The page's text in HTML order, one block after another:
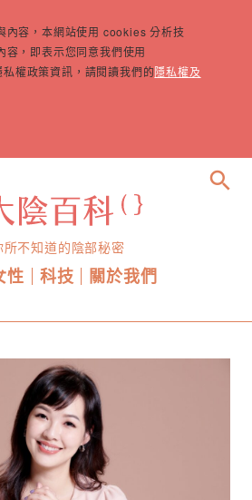
內容，本網站使用 cookies 分析技
容，即表示您同意我們使用
權政策資訊，請閱讀我們的隱私權及
所不知道的陰部秘密
性 科技 關於我們
search